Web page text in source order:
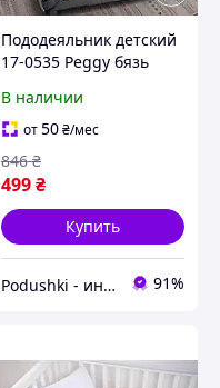
Пододеяльник детский
17-0535 Peggy бязь
110х140 см
В наличии
от50₴/мес
499₴
846 ₴
Купить
Podushki - интернет-магазин Подушки 91%